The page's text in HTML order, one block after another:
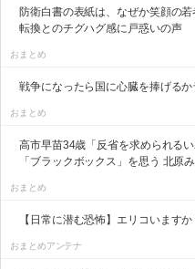
防衛白書の表紙は、なぜか笑顔の
転換とのチグハグ感に戸惑いの声
おまとめ
戦争になったら国に心臓を捧げる
おまとめ
高市早苗34歳「反省を求められる
「ブラックボックス」を思う 北原
おまとめ
【日常に潜む恐怖】エリコいますか
おまとめアンテナ